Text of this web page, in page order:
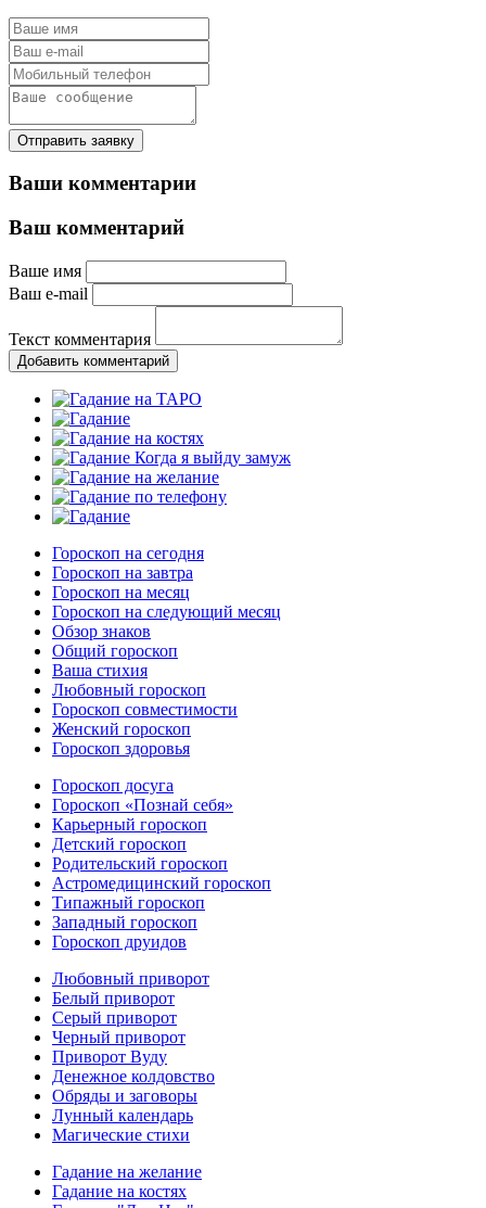
Отправить заявку
Ваши комментарии
Ваш комментарий
Ваше имя
Ваш e-mail
Текст комментария
Добавить комментарий
Гороскоп на сегодня
Гороскоп на завтра
Гороскоп на месяц
Гороскоп на следующий месяц
Обзор знаков
Общий гороскоп
Ваша стихия
Любовный гороскоп
Гороскоп совместимости
Женский гороскоп
Гороскоп здоровья
Гороскоп досуга
Гороскоп «Познай себя»
Карьерный гороскоп
Детский гороскоп
Родительский гороскоп
Астромедицинский гороскоп
Типажный гороскоп
Западный гороскоп
Гороскоп друидов
Любовный приворот
Белый приворот
Серый приворот
Черный приворот
Приворот Вуду
Денежное колдовство
Обряды и заговоры
Лунный календарь
Магические стихи
Гадание на желание
Гадание на костях